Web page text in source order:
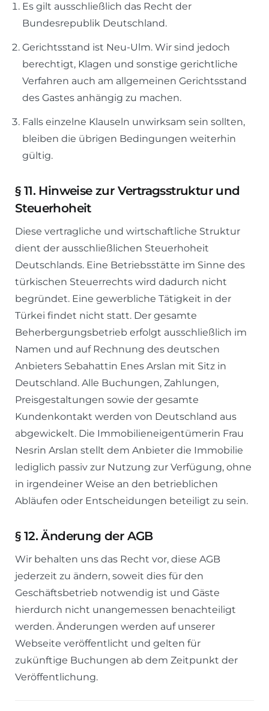
Es gilt ausschließlich das Recht der
Bundesrepublik Deutschland.
Gerichtsstand ist Neu-Ulm. Wir sind jedoch
berechtigt, Klagen und sonstige gerichtliche
Verfahren auch am allgemeinen Gerichtsstand
des Gastes anhängig zu machen.
Falls einzelne Klauseln unwirksam sein sollten,
bleiben die übrigen Bedingungen weiterhin
gültig.
§ 11. Hinweise zur Vertragsstruktur und
Steuerhoheit
Diese vertragliche und wirtschaftliche Struktur
dient der ausschließlichen Steuerhoheit
Deutschlands. Eine Betriebsstätte im Sinne des
türkischen Steuerrechts wird dadurch nicht
begründet. Eine gewerbliche Tätigkeit in der
Türkei findet nicht statt. Der gesamte
Beherbergungsbetrieb erfolgt ausschließlich im
Namen und auf Rechnung des deutschen
Anbieters Sebahattin Enes Arslan mit Sitz in
Deutschland. Alle Buchungen, Zahlungen,
Preisgestaltungen sowie der gesamte
Kundenkontakt werden von Deutschland aus
abgewickelt. Die Immobilieneigentümerin Frau
Nesrin Arslan stellt dem Anbieter die Immobilie
lediglich passiv zur Nutzung zur Verfügung, ohne
in irgendeiner Weise an den betrieblichen
Abläufen oder Entscheidungen beteiligt zu sein.
§ 12. Änderung der AGB
Wir behalten uns das Recht vor, diese AGB
jederzeit zu ändern, soweit dies für den
Geschäftsbetrieb notwendig ist und Gäste
hierdurch nicht unangemessen benachteiligt
werden. Änderungen werden auf unserer
Webseite veröffentlicht und gelten für
zukünftige Buchungen ab dem Zeitpunkt der
Veröffentlichung.